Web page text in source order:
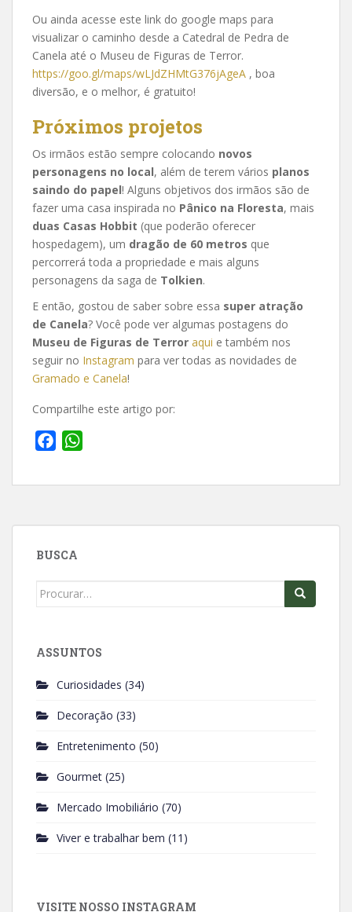
Ou ainda acesse este link do google maps para
visualizar o caminho desde a Catedral de Pedra de
Canela até o Museu de Figuras de Terror.
https://goo.gl/maps/wLJdZHMtG376jAgeA , boa
diversão, e o melhor, é gratuito!
Próximos projetos
Os irmãos estão sempre colocando novos
personagens no local, além de terem vários planos
saindo do papel! Alguns objetivos dos irmãos são de
fazer uma casa inspirada no Pânico na Floresta, mais
duas Casas Hobbit (que poderão oferecer
hospedagem), um dragão de 60 metros que
percorrerá toda a propriedade e mais alguns
personagens da saga de Tolkien.
E então, gostou de saber sobre essa super atração
de Canela? Você pode ver algumas postagens do
Museu de Figuras de Terror aqui e também nos
seguir no Instagram para ver todas as novidades de
Gramado e Canela!
Compartilhe este artigo por:
c
b
o
a
s
BUSCA
Search
ASSUNTOS
Curiosidades (34)
Decoração (33)
Entretenimento (50)
Gourmet (25)
Mercado Imobiliário (70)
Viver e trabalhar bem (11)
VISITE NOSSO INSTAGRAM